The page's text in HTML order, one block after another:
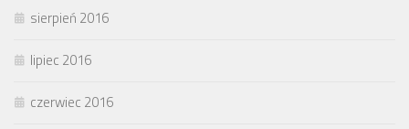
sierpień 2016
lipiec 2016
czerwiec 2016